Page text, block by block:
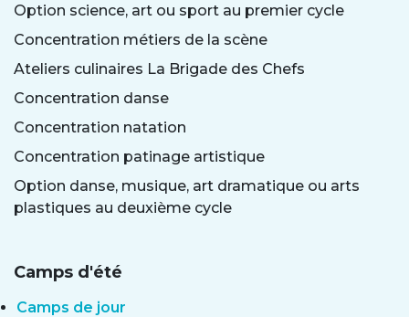
Option science, art ou sport au premier cycle
Concentration métiers de la scène
Ateliers culinaires La Brigade des Chefs
Concentration danse
Concentration natation
Concentration patinage artistique
Option danse, musique, art dramatique ou arts
plastiques au deuxième cycle
Camps d'été
Camps de jour